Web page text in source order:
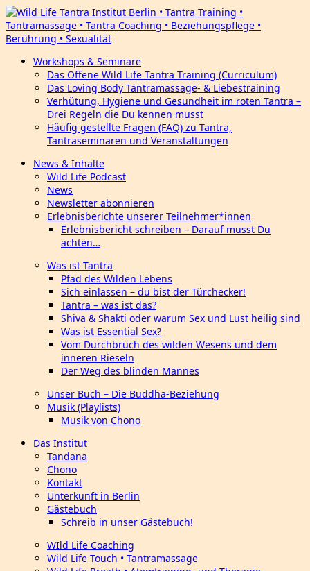
Workshops & Seminare
Das Offene Wild Life Tantra Training (Curriculum)
Das Loving Body Tantramassage- & Liebestraining
Verhütung, Hygiene und Gesundheit im roten Tantra –
Drei Regeln die Du kennen musst
Häufig gestellte Fragen (FAQ) zu Tantra,
Tantraseminaren und Veranstaltungen
News & Inhalte
Wild Life Podcast
News
Newsletter abonnieren
Erlebnisberichte unserer Teilnehmer*innen
Erlebnisbericht schreiben – Darauf musst Du
achten…
Was ist Tantra
Pfad des Wilden Lebens
Sich einlassen – du bist der Türchecker!
Tantra – was ist das?
Shiva & Shakti oder warum Sex und Lust heilig sind
Was ist Essential Sex?
Vom Durchbruch des wilden Wesens und dem
inneren Rieseln
Der Weg des blinden Mannes
Unser Buch – Die Buddha-Beziehung
Musik (Playlists)
Musik von Chono
Das Institut
Tandana
Chono
Kontakt
Unterkunft in Berlin
Gästebuch
Schreib in unser Gästebuch!
WIld Life Coaching
Wild Life Touch • Tantramassage